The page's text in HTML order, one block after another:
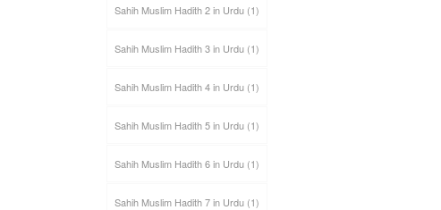
Sahih Muslim Hadith 2 in Urdu(1)
Sahih Muslim Hadith 3 in Urdu(1)
Sahih Muslim Hadith 4 in Urdu(1)
Sahih Muslim Hadith 5 in Urdu(1)
Sahih Muslim Hadith 6 in Urdu(1)
Sahih Muslim Hadith 7 in Urdu(1)